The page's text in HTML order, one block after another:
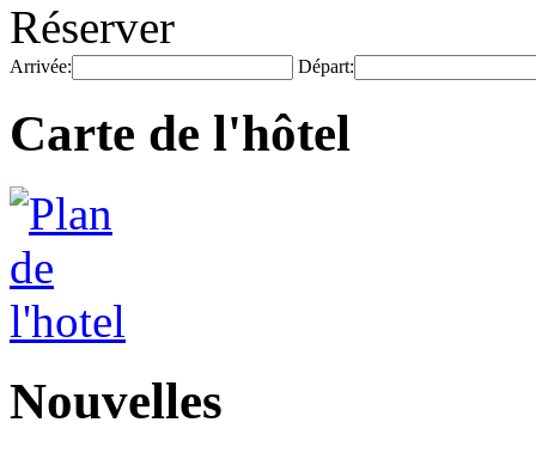
Réserver
Arrivée: Départ:
Carte de l'hôtel
Nouvelles